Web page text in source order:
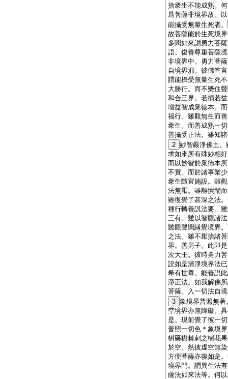
捨衆生不能成熟。
爲菩薩非境界故。
能攝受無量生死者。
故菩薩能於生死境
多聞如來讃勇力菩
語。復善尊重菩薩
非境界中。勇力菩
自境界邪。彼佛答
謂能攝受無量生死
大勝行。而不樂住
和合三界。若損若
増益智成衆徳本。
福行。雖觀無生而
衆生。而善成熟一
善攝受正法。雖知
2 妙智嚴淨佛土
求如來所有殊妙相
而以妙智於衆徳本
不實。而於諸事業
衆生隨宜施設。雖
法無厭。雖離憒閙
雖復覺了甚深之法
種行轉善説法要。
三有。雖以智觀諸
雖觀聲聞縁覺境界
之法。雖不厭捨諸
界。善男子。此即
次大王。彼時勇力
説如是清淨境界法
希有世尊。能善説
淨正法。如我解佛
菩薩。入一切法自
3 象境界普照無
空境界亦無障礙。
是。現前覺了彼一
普照一切色＊象境
樹藥樹棘刺之樹花
於空。然彼虚空無
方便菩薩亦復如是
境界門。謂異生法
薩法如來法等。何